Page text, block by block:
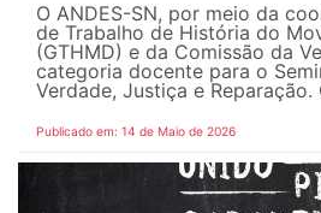
O ANDES-SN, por meio da
de Trabalho de História do
(GTHMD) e da Comissão da
categoria docente para o
Verdade, Justiça e
Publicado em: 14 de Maio de 2026